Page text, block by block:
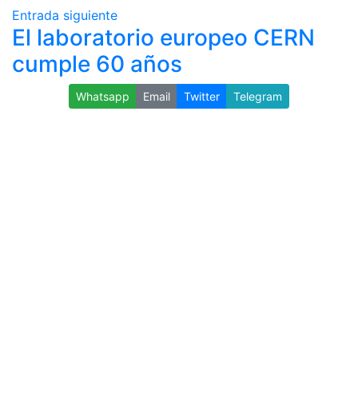
Entrada siguiente
El laboratorio europeo CERN
cumple 60 años
Whatsapp Email Twitter Telegram